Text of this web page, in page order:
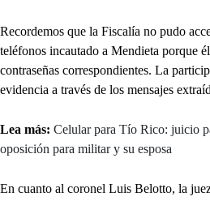
Recordemos que la Fiscalía no pudo
teléfonos incautado a Mendieta porque
contraseñas correspondientes. La
evidencia a través de los mensajes
Lea más: Celular para Tío Rico: juicio
oposición para militar y su esposa
En cuanto al coronel Luis Belotto, la